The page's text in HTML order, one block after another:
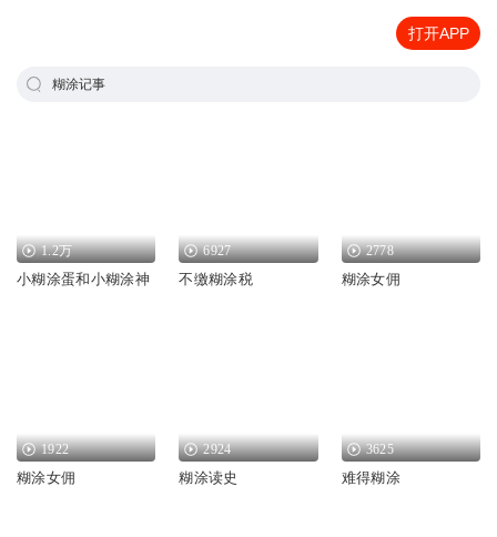
打开APP
糊涂记事
1.2万
小糊涂蛋和小糊涂神
6927
不缴糊涂税
2778
糊涂女佣
1922
糊涂女佣
2924
糊涂读史
3625
难得糊涂